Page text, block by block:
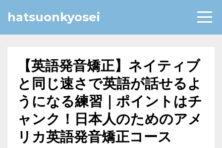
hatsuonkyosei
【英語発音矯正】ネイティブ
と同じ速さで英語が話せるよ
うになる練習｜ポイントはチ
ャンク！日本人のためのアメ
リカ英語発音矯正コース